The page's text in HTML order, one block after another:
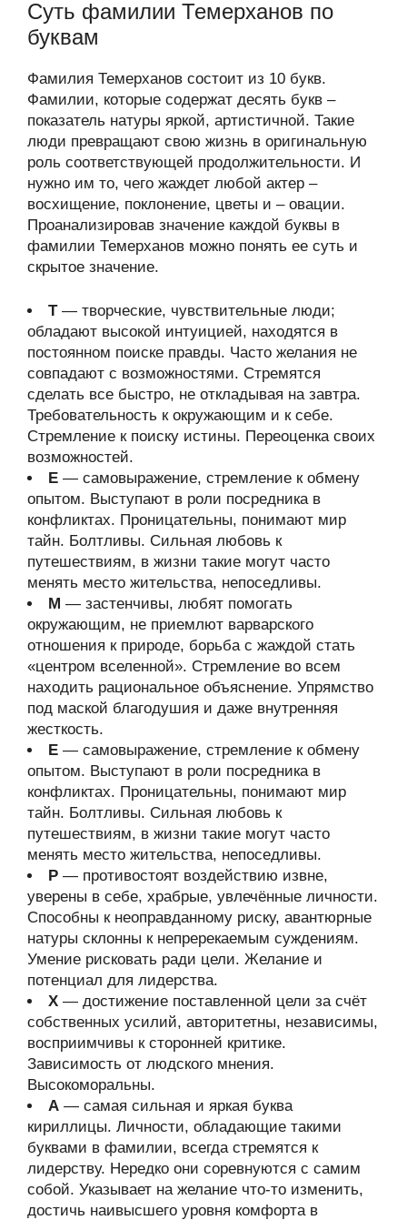
Суть фамилии Темерханов по
буквам
Фамилия Темерханов состоит из 10 букв.
Фамилии, которые содержат десять букв –
показатель натуры яркой, артистичной. Такие
люди превращают свою жизнь в оригинальную
роль соответствующей продолжительности. И
нужно им то, чего жаждет любой актер –
восхищение, поклонение, цветы и – овации.
Проанализировав значение каждой буквы в
фамилии Темерханов можно понять ее суть и
скрытое значение.
Т— творческие, чувствительные люди;
обладают высокой интуицией, находятся в
постоянном поиске правды. Часто желания не
совпадают с возможностями. Стремятся
сделать все быстро, не откладывая на завтра.
Требовательность к окружающим и к себе.
Стремление к поиску истины. Переоценка своих
возможностей.
Е — самовыражение, стремление к обмену
опытом. Выступают в роли посредника в
конфликтах. Проницательны, понимают мир
тайн. Болтливы. Сильная любовь к
путешествиям, в жизни такие могут часто
менять место жительства, непоседливы.
М — застенчивы, любят помогать
окружающим, не приемлют варварского
отношения к природе, борьба с жаждой стать
«центром вселенной». Стремление во всем
находить рациональное объяснение. Упрямство
под маской благодушия и даже внутренняя
жесткость.
Е — самовыражение, стремление к обмену
опытом. Выступают в роли посредника в
конфликтах. Проницательны, понимают мир
тайн. Болтливы. Сильная любовь к
путешествиям, в жизни такие могут часто
менять место жительства, непоседливы.
Р — противостоят воздействию извне,
уверены в себе, храбрые, увлечённые личности.
Способны к неоправданному риску, авантюрные
натуры склонны к непререкаемым суждениям.
Умение рисковать ради цели. Желание и
потенциал для лидерства.
Х — достижение поставленной цели за счёт
собственных усилий, авторитетны, независимы,
восприимчивы к сторонней критике.
Зависимость от людского мнения.
Высокоморальны.
А — самая сильная и яркая буква
кириллицы. Личности, обладающие такими
буквами в фамилии, всегда стремятся к
лидерству. Нередко они соревнуются с самим
собой. Указывает на желание что-то изменить,
достичь наивысшего уровня комфорта в